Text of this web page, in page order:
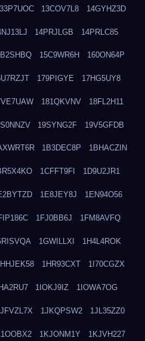
13COV7L8 14GYHZ3D
14PRJLGB 14PRLC85
15C9WR6H 160ON64P
179PIGYE 17HG5UY8
181QKVNV 18FL2H11
19SYNG2F 19V5GFDB
1B3DEC8P 1BHACZIN
1CFFT9FI 1D9U2JR1
1E8JEY8J 1EN94O56
1FJ0BB6J 1FM8AVFQ
1GWILLXI 1H4L4ROK
1HR93CXT 1I70CGZX
1IOKJ9IZ 1IOWA7OG
1JKQPSW2 1JL35ZZ0
1KJONM1Y 1KJVH227